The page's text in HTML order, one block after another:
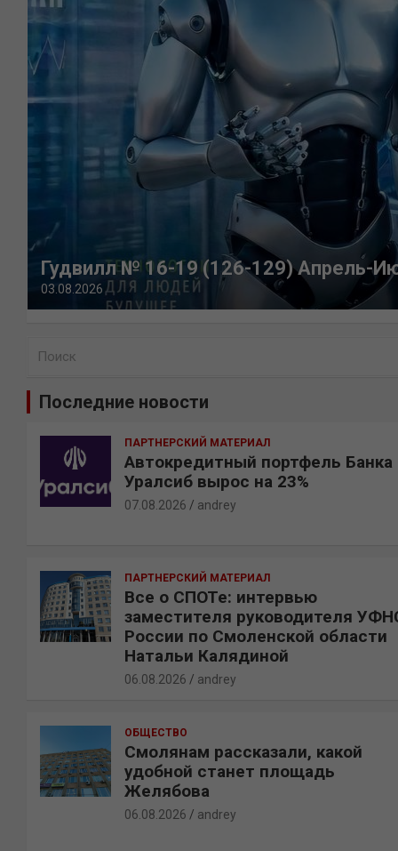
Гудвилл № 16-19 (126-129) Апрель-
03.08.2026
Последние новости
ПАРТНЕРСКИЙ МАТЕРИАЛ
Автокредитный портфель Банка
Уралсиб вырос на 23%
07.08.2026 andrey
ПАРТНЕРСКИЙ МАТЕРИАЛ
Все о СПОТе: интервью
заместителя руководителя
России по Смоленской области
Натальи Калядиной
06.08.2026 andrey
ОБЩЕСТВО
Смолянам рассказали, какой
удобной станет площадь
Желябова
06.08.2026 andrey